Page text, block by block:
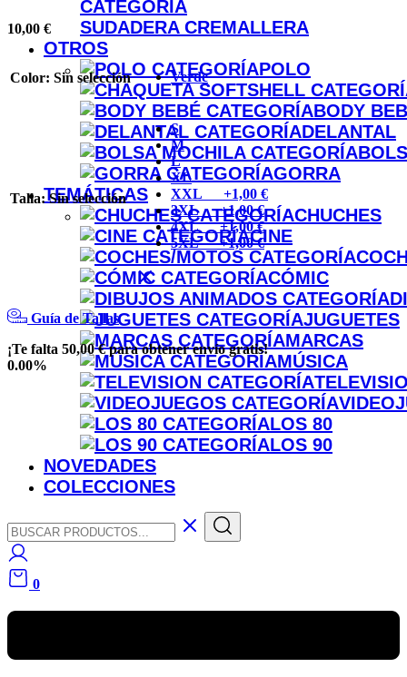
SUDADERA CREMALLERA
OTROS
POLO
BODY
DELANTAL
GORRA
TEMÁTICAS
CHUCHES
CINE
CÓMIC
JUGUETES
MARCAS
MÚSICA
LOS 80
LOS 90
NOVEDADES
COLECCIONES
0
10,00 €
Color: Sin selección Verde
Talla: Sin selección
S
M
L
XL
XXL +1,00 €
3XL +1,00 €
4XL +1,00 €
5XL +1,00 €
Guía de Tallas
¡Te falta 50,00€para obtenerenvío gratis!
0.00%